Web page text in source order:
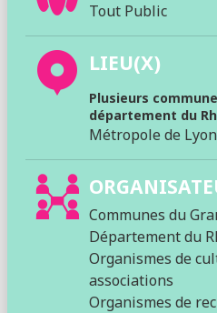
Tout Public
LIEU(X)
Plusieurs
département du
Métropole de
Communes du
Département du
Organismes de
associations
Organismes de